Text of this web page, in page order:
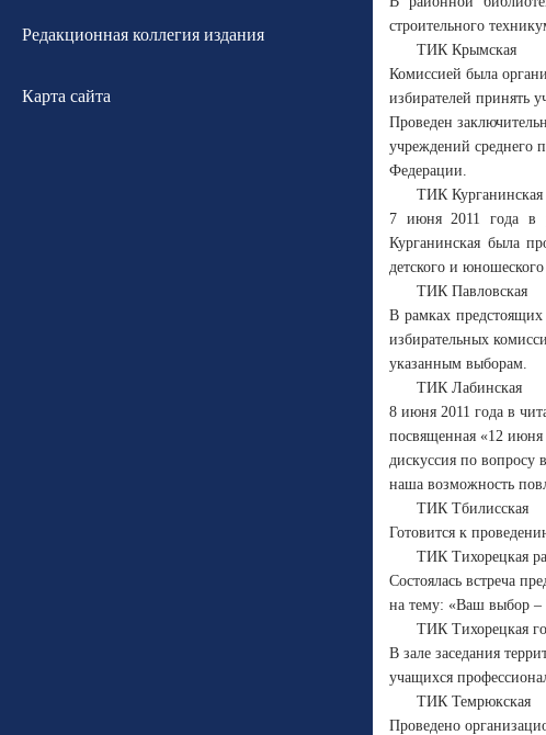
Редакционная коллегия издания
Карта сайта
строительного
ТИК Крымская
Комиссией была
избирателей принять
Проведен
учреждений среднего
Федерации.
ТИК Курганинская
7 июня 2011 года в
Курганинская была
детского и
ТИК Павловская
В рамках предстоящих
избирательных
указанным выборам.
ТИК Лабинская
8 июня 2011 года в
посвященная «12 июня
дискуссия по
наша возможность
ТИК Тбилисская
Готовится к
ТИК Тихорецкая
Состоялась встреча
на тему: «Ваш выбор –
ТИК Тихорецкая
В зале заседания
учащихся
ТИК Темрюкская
Проведено